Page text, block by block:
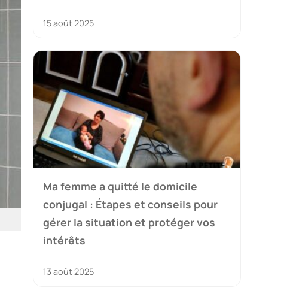
15 août 2025
Ma femme a quitté le domicile
conjugal : Étapes et conseils pour
gérer la situation et protéger vos
intérêts
13 août 2025